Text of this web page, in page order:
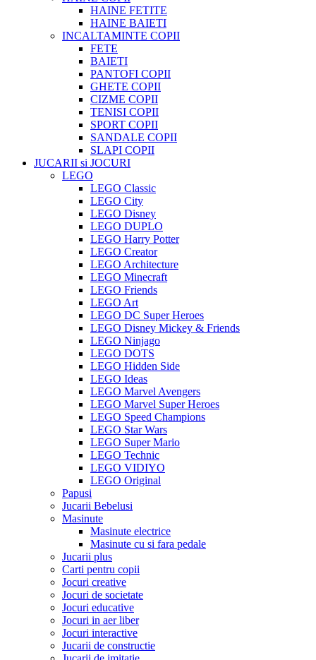
HAINE FETITE
HAINE BAIETI
INCALTAMINTE COPII
FETE
BAIETI
PANTOFI COPII
GHETE COPII
CIZME COPII
TENISI COPII
SPORT COPII
SANDALE COPII
SLAPI COPII
JUCARII si JOCURI
LEGO
LEGO Classic
LEGO City
LEGO Disney
LEGO DUPLO
LEGO Harry Potter
LEGO Creator
LEGO Architecture
LEGO Minecraft
LEGO Friends
LEGO Art
LEGO DC Super Heroes
LEGO Disney Mickey & Friends
LEGO Ninjago
LEGO DOTS
LEGO Hidden Side
LEGO Ideas
LEGO Marvel Avengers
LEGO Marvel Super Heroes
LEGO Speed Champions
LEGO Star Wars
LEGO Super Mario
LEGO Technic
LEGO VIDIYO
LEGO Original
Papusi
Jucarii Bebelusi
Masinute
Masinute electrice
Masinute cu si fara pedale
Jucarii plus
Carti pentru copii
Jocuri creative
Jocuri de societate
Jocuri educative
Jocuri in aer liber
Jocuri interactive
Jucarii de constructie